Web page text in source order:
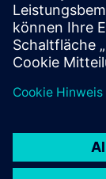
Abonnieren